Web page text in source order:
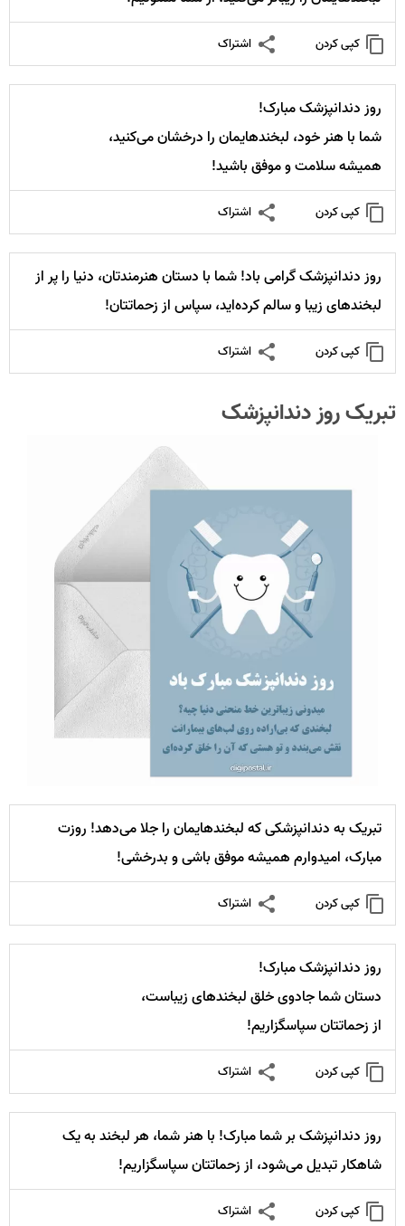
کپی کردن اشتراک
روز دندانپزشک مبارک!
شما با هنر خود، لبخندهایمان را درخشان می‌کنید،
همیشه سلامت و موفق باشید!
کپی کردن اشتراک
روز دندانپزشک گرامی باد! شما با دستان هنرمندتان، دنیا را پر از
لبخندهای زیبا و سالم کرده‌اید، سپاس از زحماتتان!
کپی کردن اشتراک
تبریک روز دندانپزشک
تبریک به دندانپزشکی که لبخندهایمان را جلا می‌دهد! روزت
مبارک، امیدوارم همیشه موفق باشی و بدرخشی!
کپی کردن اشتراک
روز دندانپزشک مبارک!
دستان شما جادوی خلق لبخندهای زیباست،
از زحماتتان سپاسگزاریم!
کپی کردن اشتراک
روز دندانپزشک بر شما مبارک! با هنر شما، هر لبخند به یک
شاهکار تبدیل می‌شود، از زحماتتان سپاسگزاریم!
کپی کردن اشتراک